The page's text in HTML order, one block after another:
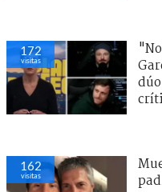
172
visitas
162
visitas